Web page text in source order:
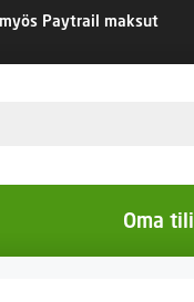
Paytrail maksut
Oma tili